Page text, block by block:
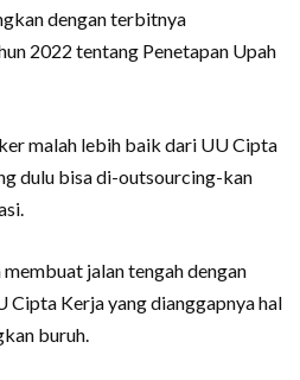
dengan terbitnya
2022 tentang Penetapan Upah
malah lebih baik dari UU Cipta
dulu bisa di-outsourcing-kan
jalan tengah dengan
Cipta Kerja yang dianggapnya hal
buruh.